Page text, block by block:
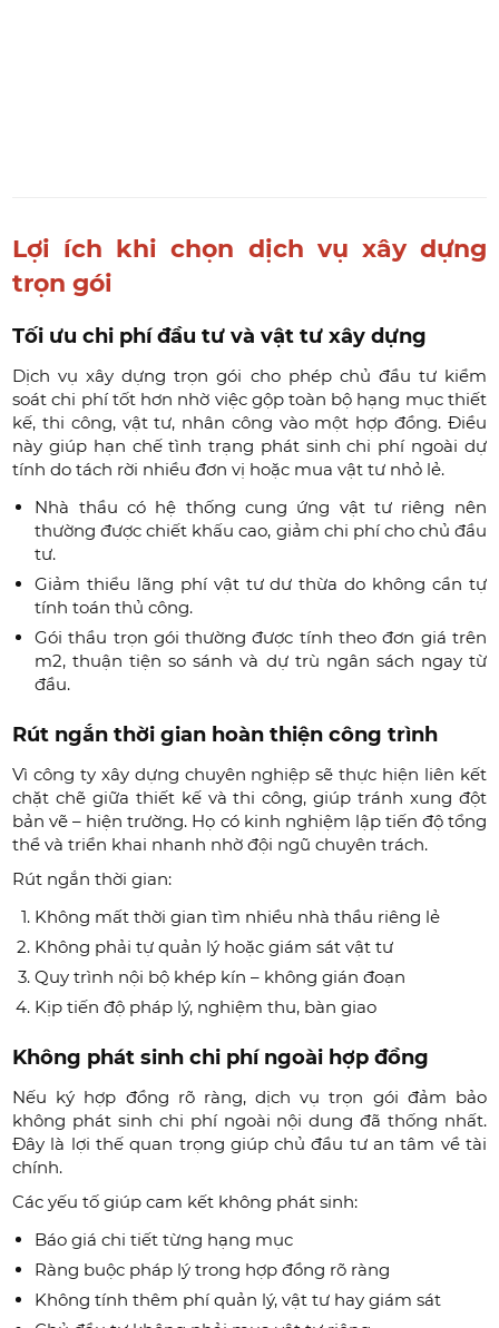
Lợi ích khi chọn dịch vụ xây dựng
trọn gói
Tối ưu chi phí đầu tư và vật tư xây dựng
Dịch vụ xây dựng trọn gói cho phép chủ đầu tư kiểm
soát chi phí tốt hơn nhờ việc gộp toàn bộ hạng mục thiết
kế, thi công, vật tư, nhân công vào một hợp đồng. Điều
này giúp hạn chế tình trạng phát sinh chi phí ngoài dự
tính do tách rời nhiều đơn vị hoặc mua vật tư nhỏ lẻ.
Nhà thầu có hệ thống cung ứng vật tư riêng nên
thường được chiết khấu cao, giảm chi phí cho chủ đầu
tư.
Giảm thiểu lãng phí vật tư dư thừa do không cần tự
tính toán thủ công.
Gói thầu trọn gói thường được tính theo đơn giá trên
m2, thuận tiện so sánh và dự trù ngân sách ngay từ
đầu.
Rút ngắn thời gian hoàn thiện công trình
Vì công ty xây dựng chuyên nghiệp sẽ thực hiện liên kết
chặt chẽ giữa thiết kế và thi công, giúp tránh xung đột
bản vẽ – hiện trường. Họ có kinh nghiệm lập tiến độ tổng
thể và triển khai nhanh nhờ đội ngũ chuyên trách.
Rút ngắn thời gian:
Không mất thời gian tìm nhiều nhà thầu riêng lẻ
Không phải tự quản lý hoặc giám sát vật tư
Quy trình nội bộ khép kín – không gián đoạn
Kịp tiến độ pháp lý, nghiệm thu, bàn giao
Không phát sinh chi phí ngoài hợp đồng
Nếu ký hợp đồng rõ ràng, dịch vụ trọn gói đảm bảo
không phát sinh chi phí ngoài nội dung đã thống nhất.
Đây là lợi thế quan trọng giúp chủ đầu tư an tâm về tài
chính.
Các yếu tố giúp cam kết không phát sinh:
Báo giá chi tiết từng hạng mục
Ràng buộc pháp lý trong hợp đồng rõ ràng
Không tính thêm phí quản lý, vật tư hay giám sát